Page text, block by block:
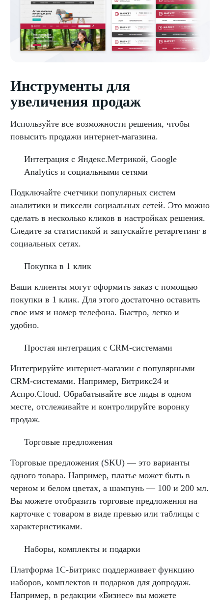
Инструменты для
увеличения продаж
Используйте все возможности решения, чтобы
повысить продажи интернет-магазина.
Интеграция с Яндекс.Метрикой, Google
Analytics и социальными сетями
Подключайте счетчики популярных систем
аналитики и пиксели социальных сетей. Это можно
сделать в несколько кликов в настройках решения.
Следите за статистикой и запускайте ретаргетинг в
социальных сетях.
Покупка в 1 клик
Ваши клиенты могут оформить заказ с помощью
покупки в 1 клик. Для этого достаточно оставить
свое имя и номер телефона. Быстро, легко и
удобно.
Простая интеграция с CRM-системами
Интегрируйте интернет-магазин с популярными
CRM-системами. Например, Битрикс24 и
Аспро.Cloud. Обрабатывайте все лиды в одном
месте, отслеживайте и контролируйте воронку
продаж.
Торговые предложения
Торговые предложения (SKU) — это варианты
одного товара. Например, платье может быть в
черном и белом цветах, а шампунь — 100 и 200 мл.
Вы можете отобразить торговые предложения на
карточке с товаром в виде превью или таблицы с
характеристиками.
Наборы, комплекты и подарки
Платформа 1С-Битрикс поддерживает функцию
наборов, комплектов и подарков для допродаж.
Например, в редакции «Бизнес» вы можете